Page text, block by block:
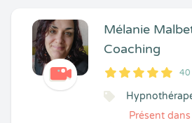
Mélanie
Coaching
5
1
5
40 40
Présent